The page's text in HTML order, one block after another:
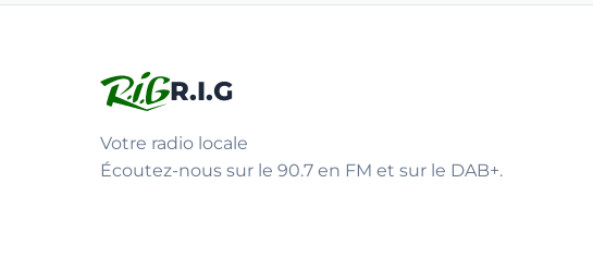
R.I.G
Votre radio locale
Écoutez-nous sur le 90.7 en FM et sur le DAB+.